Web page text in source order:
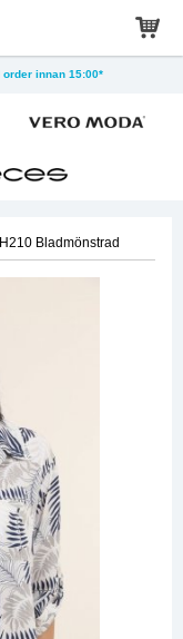
innan 15:00*
Bladmönstrad